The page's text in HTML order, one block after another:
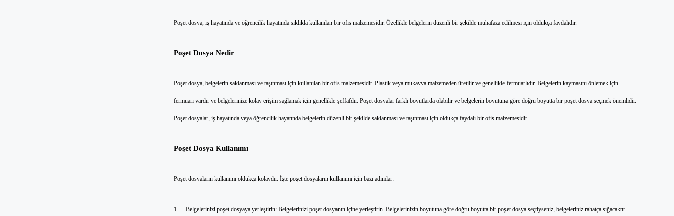
Poşet dosya, iş hayatında ve öğrencilik hayatında sıklıkla kullanılan bir ofis malzemesidir. Özellikle belgelerin düzenli bir şekilde muhafaza edilmesi için oldukça faydalıdır.
Poşet Dosya Nedir
Poşet dosya, belgelerin saklanması ve taşınması için kullanılan bir ofis malzemesidir. Plastik veya mukavva malzemeden üretilir ve genellikle fermuarlıdır. Belgelerin kaymasını önlemek için
fermuarı vardır ve belgelerinize kolay erişim sağlamak için genellikle şeffafdır. Poşet dosyalar farklı boyutlarda olabilir ve belgelerin boyutuna göre doğru boyutta bir poşet dosya seçmek önemlidir.
Poşet dosyalar, iş hayatında veya öğrencilik hayatında belgelerin düzenli bir şekilde saklanması ve taşınması için oldukça faydalı bir ofis malzemesidir.
Poşet Dosya Kullanımı
Poşet dosyaların kullanımı oldukça kolaydır. İşte poşet dosyaların kullanımı için bazı adımlar:
1. Belgelerinizi poşet dosyaya yerleştirin: Belgelerinizi poşet dosyanın içine yerleştirin. Belgelerinizin boyutuna göre doğru boyutta bir poşet dosya seçtiyseniz, belgeleriniz rahatça sığacaktır.